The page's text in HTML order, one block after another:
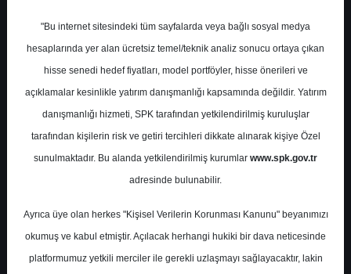
Ana Sayfa
Raporlar
Colendi Menkul
Rapor Detay
Haftalık Model Portföy
Colendi Menkul 17 Mart 2025
"Bu internet sitesindeki tüm sayfalarda veya bağlı sosyal medya
hesaplarında yer alan ücretsiz temel/teknik analiz sonucu ortaya çıkan
hisse senedi hedef fiyatları, model portföyler, hisse önerileri ve
açıklamalar kesinlikle yatırım danışmanlığı kapsamında değildir. Yatırım
danışmanlığı hizmeti, SPK tarafından yetkilendirilmiş kuruluşlar
tarafından kişilerin risk ve getiri tercihleri dikkate alınarak kişiye Özel
sunulmaktadır. Bu alanda yetkilendirilmiş kurumlar www.spk.gov.tr
adresinde bulunabilir.
Ayrıca üye olan herkes "Kişisel Verilerin Korunması Kanunu" beyanımızı
okumuş ve kabul etmiştir. Açılacak herhangi hukiki bir dava neticesinde
platformumuz yetkili merciler ile gerekli uzlaşmayı sağlayacaktır, lakin